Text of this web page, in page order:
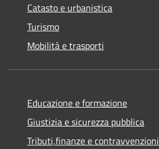
Catasto e urbanistica
Turismo
Mobilità e trasporti
Educazione e formazione
Giustizia e sicurezza pubblica
Tributi,finanze e contravvenzioni